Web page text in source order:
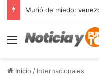
Menú
Inicio / Internacionales